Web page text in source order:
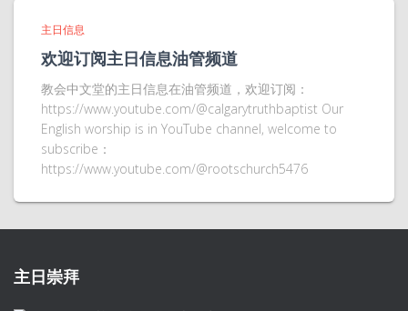
主日信息
欢迎订阅主日信息油管频道
教会中文堂的主日信息在油管频道，欢迎订阅：
https://www.youtube.com/@calgarytruthbaptist Our
English worship is in YouTube channel, welcome to
subscribe：
https://www.youtube.com/@rootschurch5476
主日崇拜